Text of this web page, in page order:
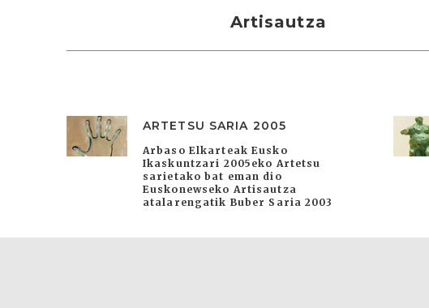
Artisautza
ARTETSU SARIA 2005
Arbaso Elkarteak Eusko
Ikaskuntzari 2005eko Artetsu
sarietako bat eman dio
Euskonewseko Artisautza
atalarengatik Buber Saria 2003